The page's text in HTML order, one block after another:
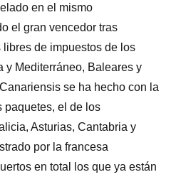
en el mismo
el gran vencedor tras
de impuestos de los
y Mediterráneo, Baleares y
se ha hecho con la
paquetes, el de los
Asturias, Cantabria y
por la francesa
en total los que ya están